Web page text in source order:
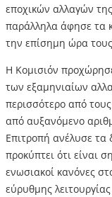
εποχικών αλλαγών
παράλληλα άφησε τα
την επίσημη ώρα
Η Κομισιόν
των εξαμηνιαίων
περισσότερο από
από αυξανόμενο
Επιτροπή ανέλυσε τα
προκύπτει ότι είναι
ενωσιακοί κανόνες
εύρυθμης